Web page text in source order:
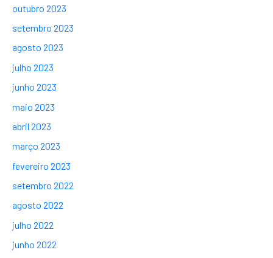
outubro 2023
setembro 2023
agosto 2023
julho 2023
junho 2023
maio 2023
abril 2023
março 2023
fevereiro 2023
setembro 2022
agosto 2022
julho 2022
junho 2022